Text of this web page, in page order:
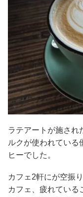
ラテアートが施され
ルクが使われている
ヒーでした。
カフェ2軒にが空振
カフェ、疲れている